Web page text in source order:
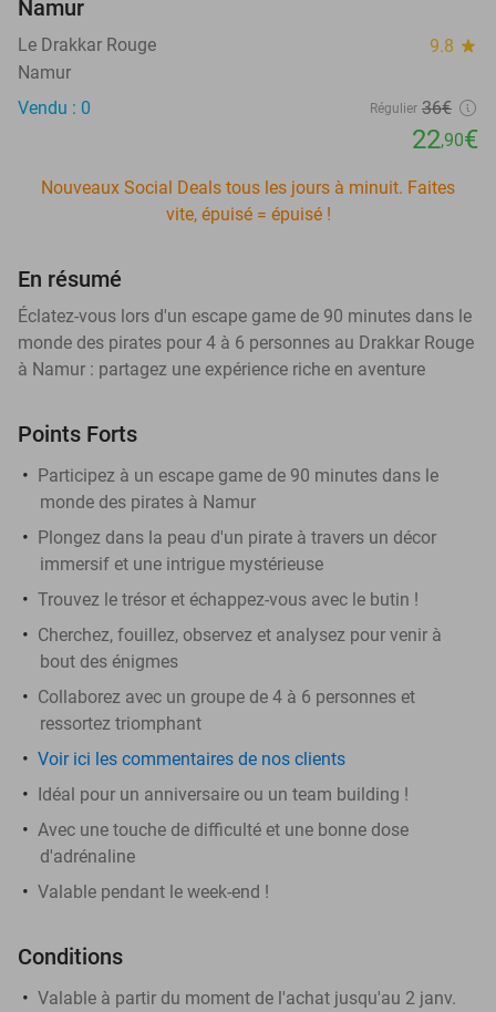
Namur
Le Drakkar Rouge 9.8 star
Namur
Vendu : 0
Régulier 36€
22,90€
Nouveaux Social Deals tous les jours à minuit. Faites
vite, épuisé = épuisé !
En résumé
Éclatez-vous lors d'un escape game de 90 minutes dans le
monde des pirates pour 4 à 6 personnes au Drakkar Rouge
à Namur : partagez une expérience riche en aventure
Points Forts
Participez à un escape game de 90 minutes dans le
monde des pirates à Namur
Plongez dans la peau d'un pirate à travers un décor
immersif et une intrigue mystérieuse
Trouvez le trésor et échappez-vous avec le butin !
Cherchez, fouillez, observez et analysez pour venir à
bout des énigmes
Collaborez avec un groupe de 4 à 6 personnes et
ressortez triomphant
Voir ici les commentaires de nos clients
Idéal pour un anniversaire ou un team building !
Avec une touche de difficulté et une bonne dose
d'adrénaline
Valable pendant le week-end !
Conditions
Valable à partir du moment de l'achat jusqu'au 2 janv.